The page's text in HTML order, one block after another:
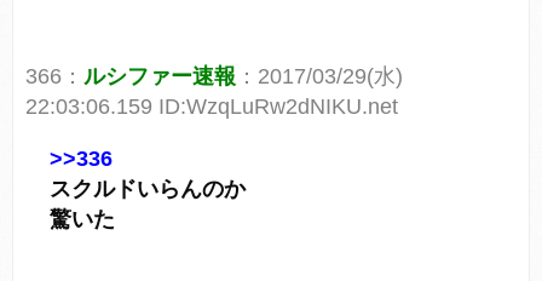
366： ルシファー速報 ：2017/03/29(水)
22:03:06.159 ID:WzqLuRw2dNIKU.net
>>336
スクルドいらんのか
驚いた